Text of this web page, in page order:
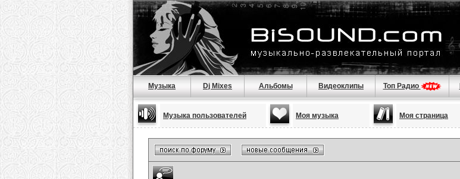
Музыка Dj Mixes Альбомы Видеоклипы Топ Радио
Музыка пользователей Моя музыка Моя страница